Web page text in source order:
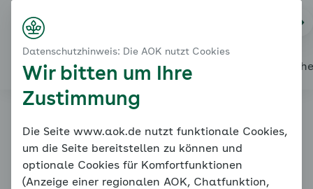
Alles über den Coach Mein Coach
Modul 1: Wissenswertes - Leistungsangst
Das Angstspektrum
Unauffällige Ängste
Familiencoach
Kinderängste
Datenschutzhinweis: Die AOK nutzt Cookies
Wir bitten um Ihre
Zustimmung
Die Seite www.aok.de nutzt funktionale Cookies,
um die Seite bereitstellen zu können und
optionale Cookies für Komfortfunktionen
(Anzeige einer regionalen AOK, Chatfunktion,